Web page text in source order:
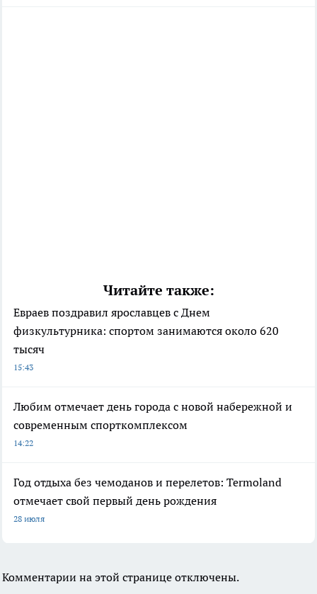
Читайте также:
Евраев поздравил ярославцев с Днем
физкультурника: спортом занимаются около 620
тысяч
15:43
Любим отмечает день города с новой набережной и
современным спорткомплексом
14:22
Год отдыха без чемоданов и перелетов: Termoland
отмечает свой первый день рождения
28 июля
Комментарии на этой странице отключены.